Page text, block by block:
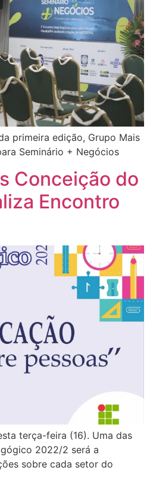
primeira edição, Grupo Mais
Seminário + Negócios
Conceição do
Encontro
terça-feira (16). Uma das
2022/2 será a
sobre cada setor do